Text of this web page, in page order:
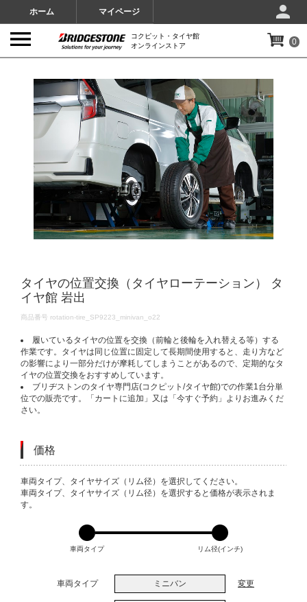
ホーム マイページ
コクピット・タイヤ館
オンラインストア
0
タイヤの位置交換（タイヤローテーション） タ
イヤ館 岩出
DETAILS
商品番号 rotation-tire_SP9223_minivan_o22
履いているタイヤの位置を交換（前輪と後輪を入れ替える等）する
作業です。タイヤは同じ位置に固定して長期間使用すると、走り方など
の影響により一部分だけが摩耗してしまうことがあるので、定期的なタ
イヤの位置交換をおすすめしています。
ブリヂストンのタイヤ専門店(コクピット/タイヤ館)での作業1台分単
位での販売です。「カートに追加」又は「今すぐ予約」よりお進みくだ
さい。
価格
VARIATIONS
車両タイプ、タイヤサイズ（リム径）を選択してください。
車両タイプ、タイヤサイズ（リム径）を選択すると価格が表示されま
す。
車両タイプ リム径(インチ)
車両タイプ ミニバン 変更